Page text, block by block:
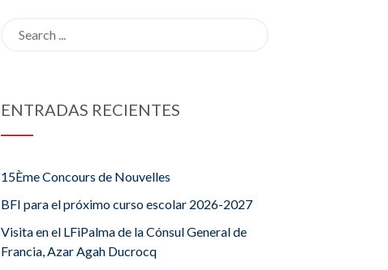
ENTRADAS RECIENTES
15Ème Concours de Nouvelles
BFI para el próximo curso escolar 2026-2027
Visita en el LFiPalma de la Cónsul General de
Francia, Azar Agah Ducrocq